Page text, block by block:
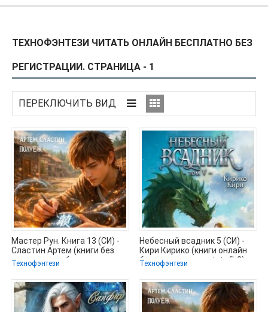
ЗАКЛАДКИ
ТЕХНОФЭНТЕЗИ ЧИТАТЬ ОНЛАЙН БЕСПЛАТНО БЕЗ
РЕГИСТРАЦИИ. СТРАНИЦА - 1
Мастер Рун. Книга 13 (СИ) -
Сластин Артем (книги без
регистрации бесплатно
Технофэнтези
Небесный всадник 5 (СИ) -
Кири Кирико (книги онлайн
бесплатно серия .txt, .fb2)
Технофэнтези